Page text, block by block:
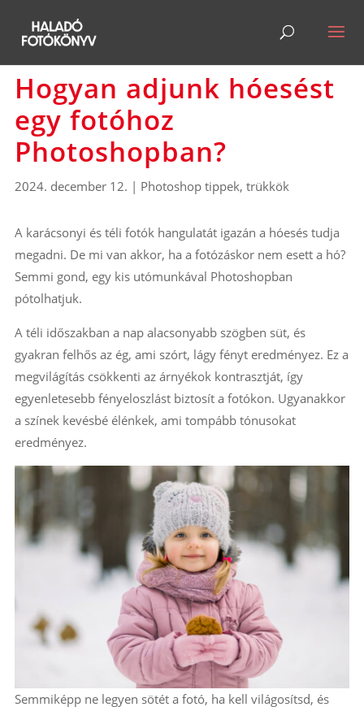
Hogyan adjunk hóesést
egy fotóhoz
Photoshopban?
2024. december 12. | Photoshop tippek, trükkök
A karácsonyi és téli fotók hangulatát igazán a hóesés tudja
megadni. De mi van akkor, ha a fotózáskor nem esett a hó?
Semmi gond, egy kis utómunkával Photoshopban
pótolhatjuk.
A téli időszakban a nap alacsonyabb szögben süt, és
gyakran felhős az ég, ami szórt, lágy fényt eredményez. Ez a
megvilágítás csökkenti az árnyékok kontrasztját, így
egyenletesebb fényeloszlást biztosít a fotókon. Ugyanakkor
a színek kevésbé élénkek, ami tompább tónusokat
eredményez.
Semmiképp ne legyen sötét a fotó, ha kell világosítsd, és